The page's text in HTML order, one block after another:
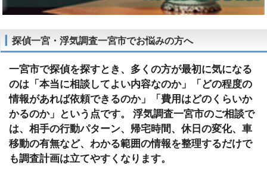
探偵一宮・浮気調査一宮市でお悩みの方へ
一宮市で探偵を探すとき、多くの方が最初に気になる
のは「本当に相談してよい内容なのか」「どの程度の
情報があれば依頼できるのか」「費用はどのくらいか
かるのか」という点です。 浮気調査一宮市のご相談で
は、相手の行動パターン、帰宅時間、休日の変化、車
移動の有無など、わかる範囲の情報を整理するだけで
も調査計画は立てやすくなります。